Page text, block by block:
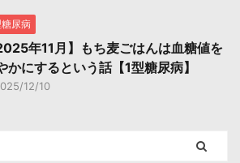
尿病
2025年11月】もち麦ごはんは血糖値を
かにするという話【1型糖尿病】
12/10